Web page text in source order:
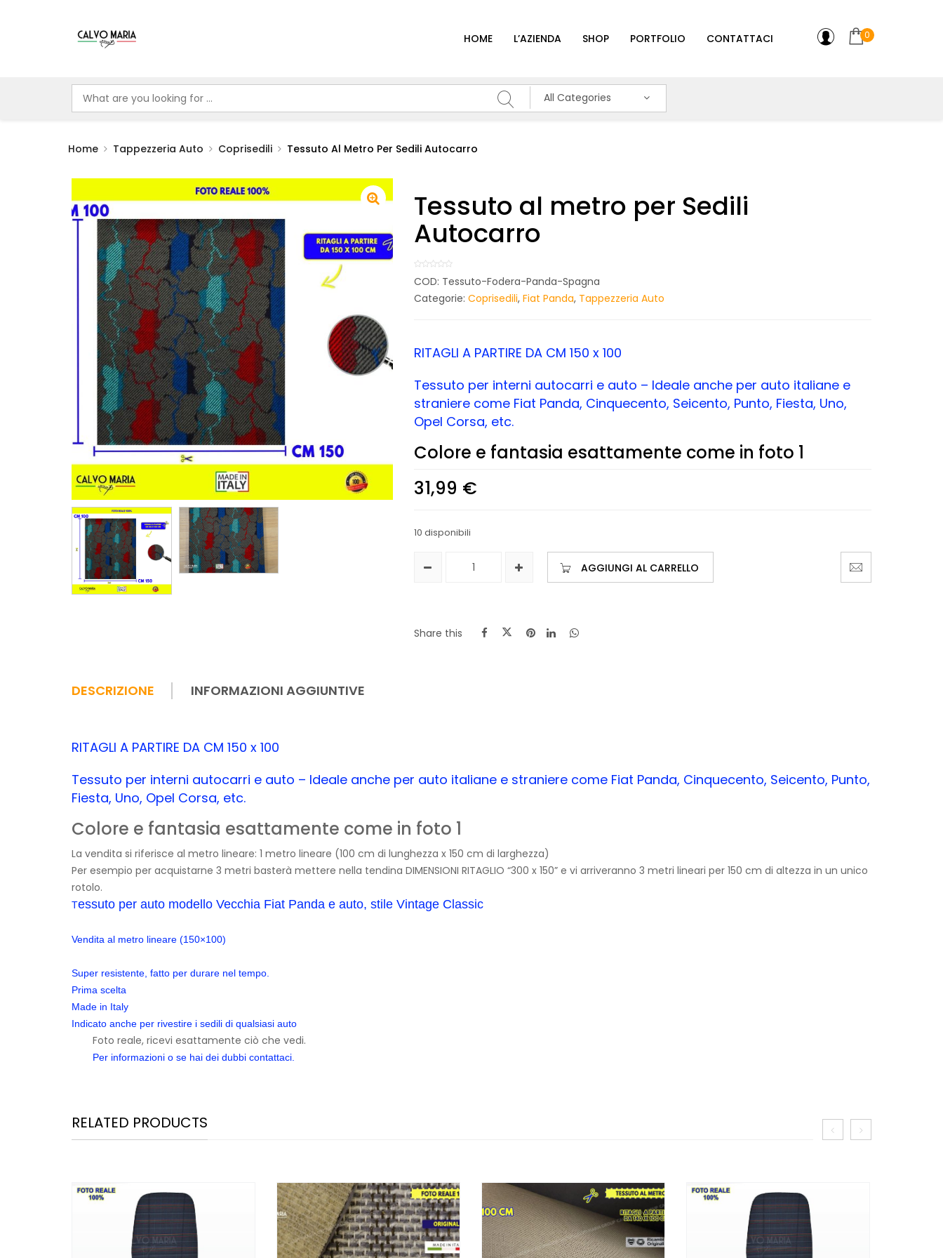
HOME L’AZIENDA SHOP PORTFOLIO CONTATTACI 0
All Categories
Home Tappezzeria Auto Coprisedili Tessuto Al Metro Per Sedili Autocarro
Tessuto al metro per Sedili
Autocarro
COD: Tessuto-Fodera-Panda-Spagna
Categorie: Coprisedili, Fiat Panda, Tappezzeria Auto
RITAGLI A PARTIRE DA CM 150 x 100
Tessuto per interni autocarri e auto – Ideale anche per auto italiane e
straniere come Fiat Panda, Cinquecento, Seicento, Punto, Fiesta, Uno,
Opel Corsa, etc.
Colore e fantasia esattamente come in foto 1
31,99 €
10 disponibili
AGGIUNGI AL CARRELLO
Share this
DESCRIZIONE INFORMAZIONI AGGIUNTIVE
RITAGLI A PARTIRE DA CM 150 x 100
Tessuto per interni autocarri e auto – Ideale anche per auto italiane e straniere come Fiat Panda, Cinquecento, Seicento, Punto,
Fiesta, Uno, Opel Corsa, etc.
Colore e fantasia esattamente come in foto 1
La vendita si riferisce al metro lineare: 1 metro lineare (100 cm di lunghezza x 150 cm di larghezza)
Per esempio per acquistarne 3 metri basterà mettere nella tendina DIMENSIONI RITAGLIO “300 x 150” e vi arriveranno 3 metri lineari per 150 cm di altezza in un unico
rotolo.
Tessuto per auto modello Vecchia Fiat Panda e auto, stile Vintage Classic
Vendita al metro lineare (150×100)
Super resistente, fatto per durare nel tempo.
Prima scelta
Made in Italy
Indicato anche per rivestire i sedili di qualsiasi auto
Foto reale, ricevi esattamente ciò che vedi.
Per informazioni o se hai dei dubbi contattaci.
RELATED PRODUCTS